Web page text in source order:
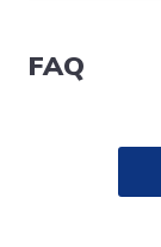
SUN LAVABO
FAQ